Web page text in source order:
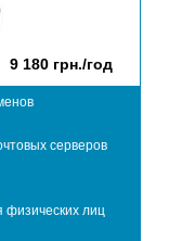
9 180 грн./год
серверов
физических лиц